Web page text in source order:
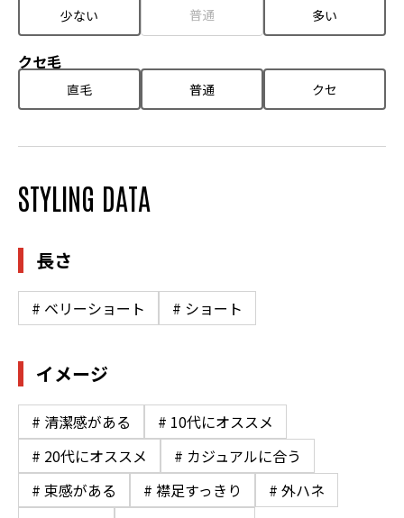
少ない 普通 多い
クセ毛
直毛 普通 クセ
STYLING DATA
長さ
# ベリーショート # ショート
イメージ
# 清潔感がある
# 10代にオススメ
# 20代にオススメ
# カジュアルに合う
# 束感がある
# 襟足すっきり
# 外ハネ